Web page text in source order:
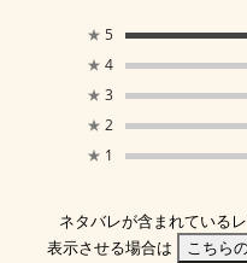
★ 5
★ 4
★ 3
★ 2
★ 1
ネタバレが含まれている
表示させる場合は
こちら